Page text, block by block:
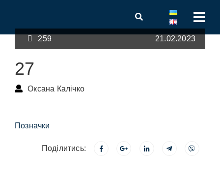
259 21.02.2023
27
Оксана Калічко
Позначки
Поділитись: